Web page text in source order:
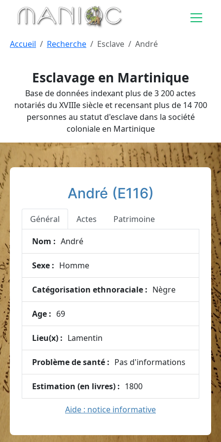
Aller au contenu principal
Esclavage en Martinique
Base de données indexant plus de 3 200 actes
notariés du XVIIIe siècle et recensant plus de 14 700
personnes au statut d'esclave dans la société
coloniale en Martinique
Accueil Recherche Esclave André
André (E116)
Général Actes Patrimoine
Nom : André
Sexe : Homme
Catégorisation ethnoraciale : Nègre
Age : 69
Lieu(x) : Lamentin
Problème de santé : Pas d'informations
Estimation (en livres) : 1800
Aide : notice informative